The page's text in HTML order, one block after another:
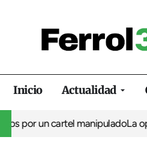
Inicio Actualidad
manipuladoLa oposición